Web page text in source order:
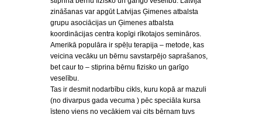
zināšanas var apgūt Latvijas Ģimenes atbalsta
grupu asociācijas un Ģimenes atbalsta
koordinācijas centra kopīgi rīkotajos semināros.
Amerikā populāra ir spēļu terapija – metode, kas
veicina vecāku un bērnu savstarpējo saprašanos,
bet caur to – stiprina bērnu fizisko un garīgo
veselību.
Tas ir desmit nodarbību cikls, kuru kopā ar mazuli
(no divarpus gada vecuma ) pēc speciāla kursa
īsteno viens no vecākiem vai cits bērnam tuvs